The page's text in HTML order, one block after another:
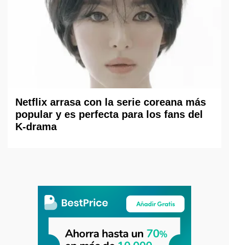
Netflix arrasa con la serie coreana más
popular y es perfecta para los fans del
K-drama